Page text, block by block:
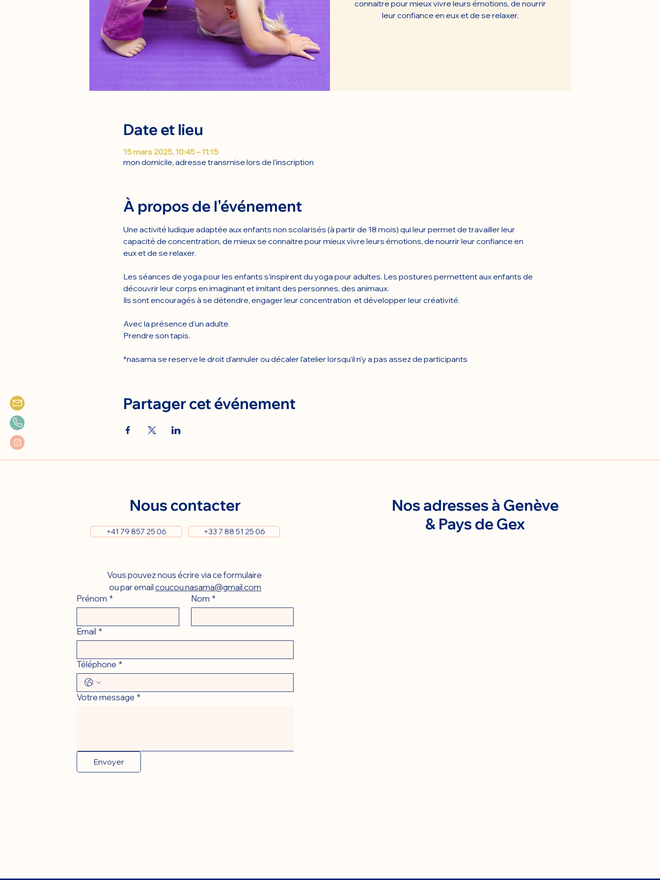
connaitre pour mieux vivre leurs émotions, de nourrir
leur confiance en eux et de se relaxer.
Date et lieu
15 mars 2025, 10:45 – 11:15
mon domicile, adresse transmise lors de l'inscription
À propos de l'événement
Une activité ludique adaptée aux enfants non scolarisés (à partir de 18 mois) qui leur permet de travailler leur
capacité de concentration, de mieux se connaitre pour mieux vivre leurs émotions, de nourrir leur confiance en
eux et de se relaxer.
Les séances de yoga pour les enfants s'inspirent du yoga pour adultes. Les postures permettent aux enfants de
découvrir leur corps en imaginant et imitant des personnes, des animaux.
Ils sont encouragés à se détendre, engager leur concentration  et développer leur créativité.
Avec la présence d'un adulte.
Prendre son tapis.
*nasama se reserve le droit d'annuler ou décaler l'atelier lorsqu'il n'y a pas assez de participants
Partager cet événement
Nous contacter
+41 79 857 25 06 +33 7 88 51 25 06
Vous pouvez nous écrire via ce formulaire
ou par email coucou.nasama@gmail.com
Prénom * Nom *
Email *
Téléphone *
Votre message *
Envoyer
Nos adresses à Genève
& Pays de Gex